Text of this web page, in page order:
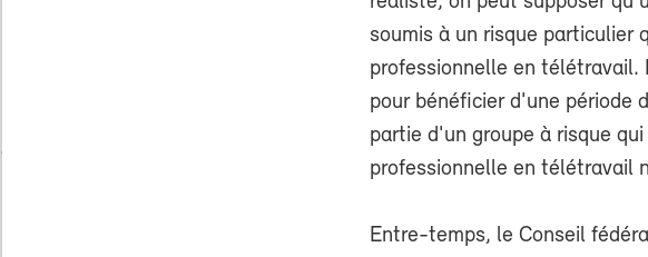
soumis à un risque particulier
professionnelle en télétravail.
pour bénéficier d'une période
partie d'un groupe à risque
professionnelle en télétravail
Entre-temps, le Conseil